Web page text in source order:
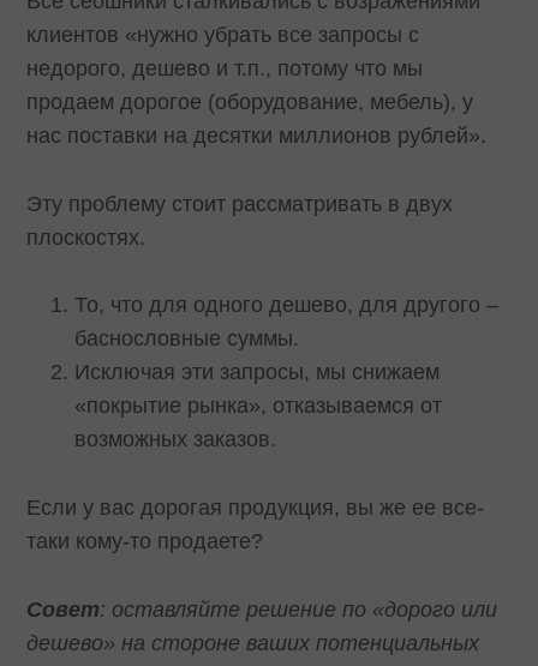
клиентов «нужно убрать все запросы с
недорого, дешево и т.п., потому что мы
продаем дорогое (оборудование, мебель), у
нас поставки на десятки миллионов рублей».
Эту проблему стоит рассматривать в двух
плоскостях.
То, что для одного дешево, для другого –
баснословные суммы.
Исключая эти запросы, мы снижаем
«покрытие рынка», отказываемся от
возможных заказов.
Если у вас дорогая продукция, вы же ее все-
таки кому-то продаете?
Совет: оставляйте решение по «дорого или
дешево» на стороне ваших потенциальных